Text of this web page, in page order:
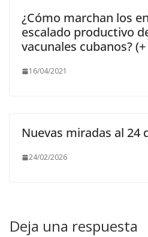
¿Cómo marchan los
escalado productivo
vacunales cubanos?
16/04/2021
Nuevas miradas al 24
24/02/2026
Deja una respuesta